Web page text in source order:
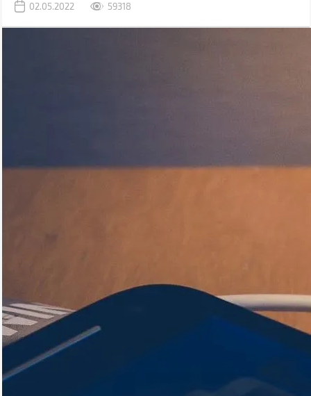
гарантійний термін батареї (зазвичай від 1 до 3 років залежно від
зносилася (більше 20%), то виробник здійснює безкоштовну
02.05.2022 59318